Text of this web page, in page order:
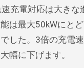
充電対応は大きな
は最大50kWにと
した。3倍の充電
幅に下げます。